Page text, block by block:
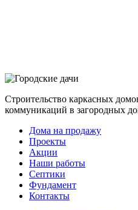
Строительство каркасных
коммуникаций в загородных
Дома на продажу
Проекты
Акции
Наши работы
Септики
Фундамент
Контакты